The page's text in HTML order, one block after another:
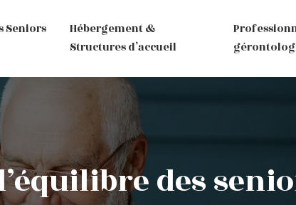
Seniors
Hébergement &
Structures d’accueil
des